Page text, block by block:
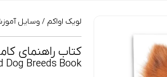
لویک اواکم / وسایل
کتاب راهنمای
Dog Breeds Book